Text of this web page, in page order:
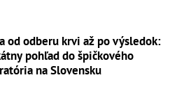
od odberu krvi až po výsledok:
pohľad do špičkového
na Slovensku